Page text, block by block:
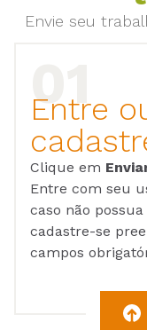
Envie seu
Entre
Clique em
Entre com seu
caso não
cadastre-se
campos